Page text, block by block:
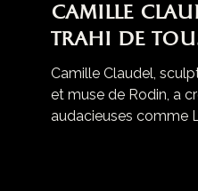
Camille
Trahi de
Camille Claudel,
et muse de Rodin, a
audacieuses comme